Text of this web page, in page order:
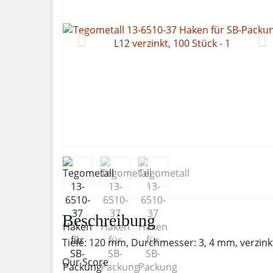
Beschreibung
Tiefe: 120 mm, Durchmesser: 3, 4 mm,
Our Score